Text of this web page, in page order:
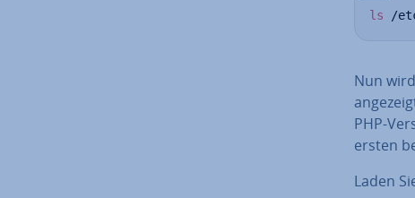
ls /
Nun
PHP-
ersten
Laden